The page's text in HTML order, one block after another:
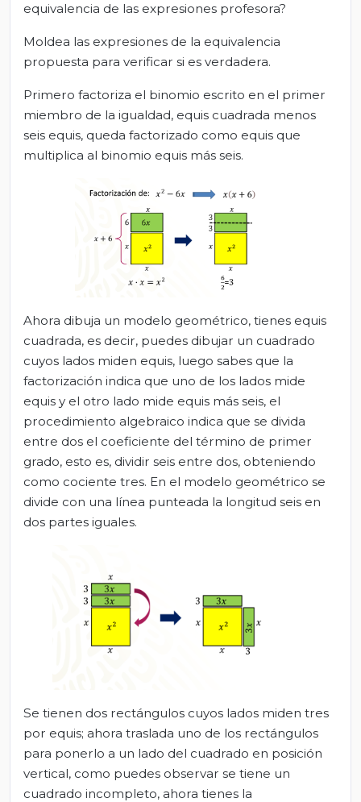
equivalencia de las expresiones profesora?
Moldea las expresiones de la equivalencia
propuesta para verificar si es verdadera.
Primero factoriza el binomio escrito en el primer
miembro de la igualdad, equis cuadrada menos
seis equis, queda factorizado como equis que
multiplica al binomio equis más seis.
Ahora dibuja un modelo geométrico, tienes equis
cuadrada, es decir, puedes dibujar un cuadrado
cuyos lados miden equis, luego sabes que la
factorización indica que uno de los lados mide
equis y el otro lado mide equis más seis, el
procedimiento algebraico indica que se divida
entre dos el coeficiente del término de primer
grado, esto es, dividir seis entre dos, obteniendo
como cociente tres. En el modelo geométrico se
divide con una línea punteada la longitud seis en
dos partes iguales.
Se tienen dos rectángulos cuyos lados miden tres
por equis; ahora traslada uno de los rectángulos
para ponerlo a un lado del cuadrado en posición
vertical, como puedes observar se tiene un
cuadrado incompleto, ahora tienes la